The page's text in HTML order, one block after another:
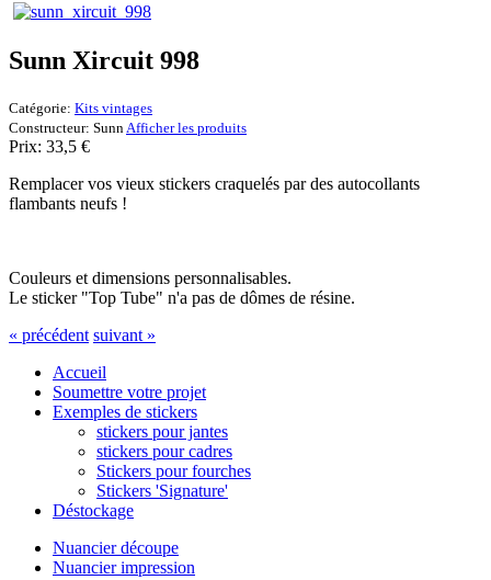
Sunn Xircuit 998
Catégorie: Kits vintages
Constructeur: Sunn Afficher les produits
Prix: 33,5 €
Remplacer vos vieux stickers craquelés par des autocollants
flambants neufs !
Couleurs et dimensions personnalisables.
Le sticker "Top Tube" n'a pas de dômes de résine.
« précédent suivant »
Accueil
Soumettre votre projet
Exemples de stickers
stickers pour jantes
stickers pour cadres
Stickers pour fourches
Stickers 'Signature'
Déstockage
Nuancier découpe
Nuancier impression